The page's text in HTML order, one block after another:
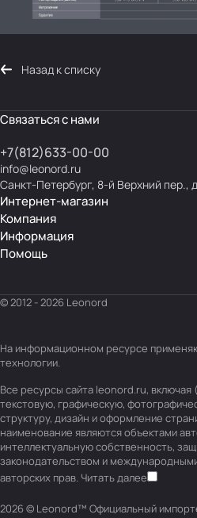
Назад к списку
Связаться с нами
+7(812)633-00-00
info@leonord.ru
Санкт-Петербург, 8-й Верхний пер.,
Интернет-магазин
Компания
Информация
Помощь
© 2012 - 2026 Leonord
На информационном ресурсе
технологии.
Все ресурсы сайта leonord.ru, включая
текстовую, графическую,
структуру, дизайн и оформление
наименование являются объектами
интеллектуальную собственность,
законодательством и
авторских прав. Читать далее
2026 © Leonord™ Официальный